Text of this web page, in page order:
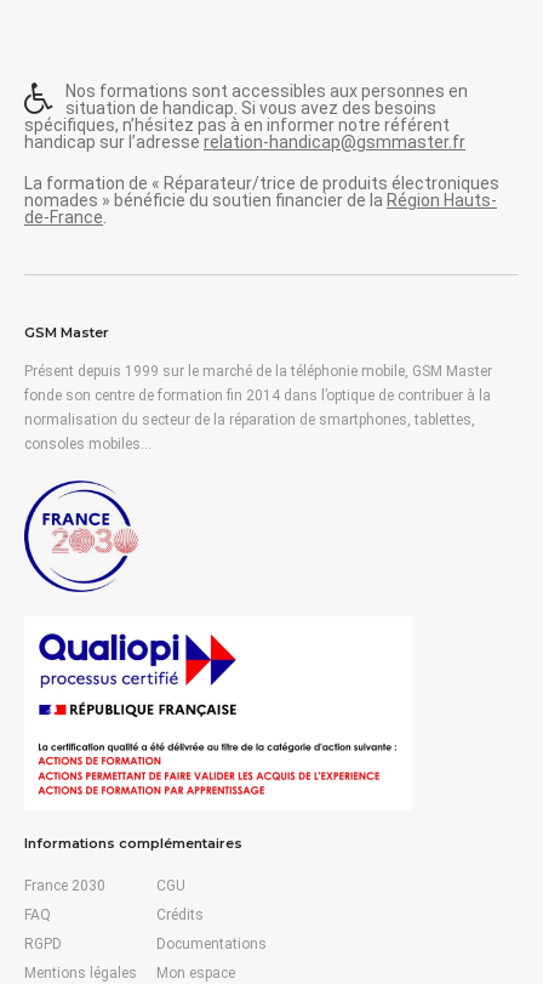
Nos formations sont accessibles aux personnes en
situation de handicap. Si vous avez des besoins
spécifiques, n’hésitez pas à en informer notre référent
handicap sur l’adresse relation-handicap@gsmmaster.fr
La formation de « Réparateur/trice de produits électroniques
nomades » bénéficie du soutien financier de la Région Hauts-
de-France.
GSM Master
Présent depuis 1999 sur le marché de la téléphonie mobile, GSM Master
fonde son centre de formation fin 2014 dans l’optique de contribuer à la
normalisation du secteur de la réparation de smartphones, tablettes,
consoles mobiles…
Informations complémentaires
France 2030
FAQ
RGPD
Mentions légales
CGU
Crédits
Documentations
Mon espace